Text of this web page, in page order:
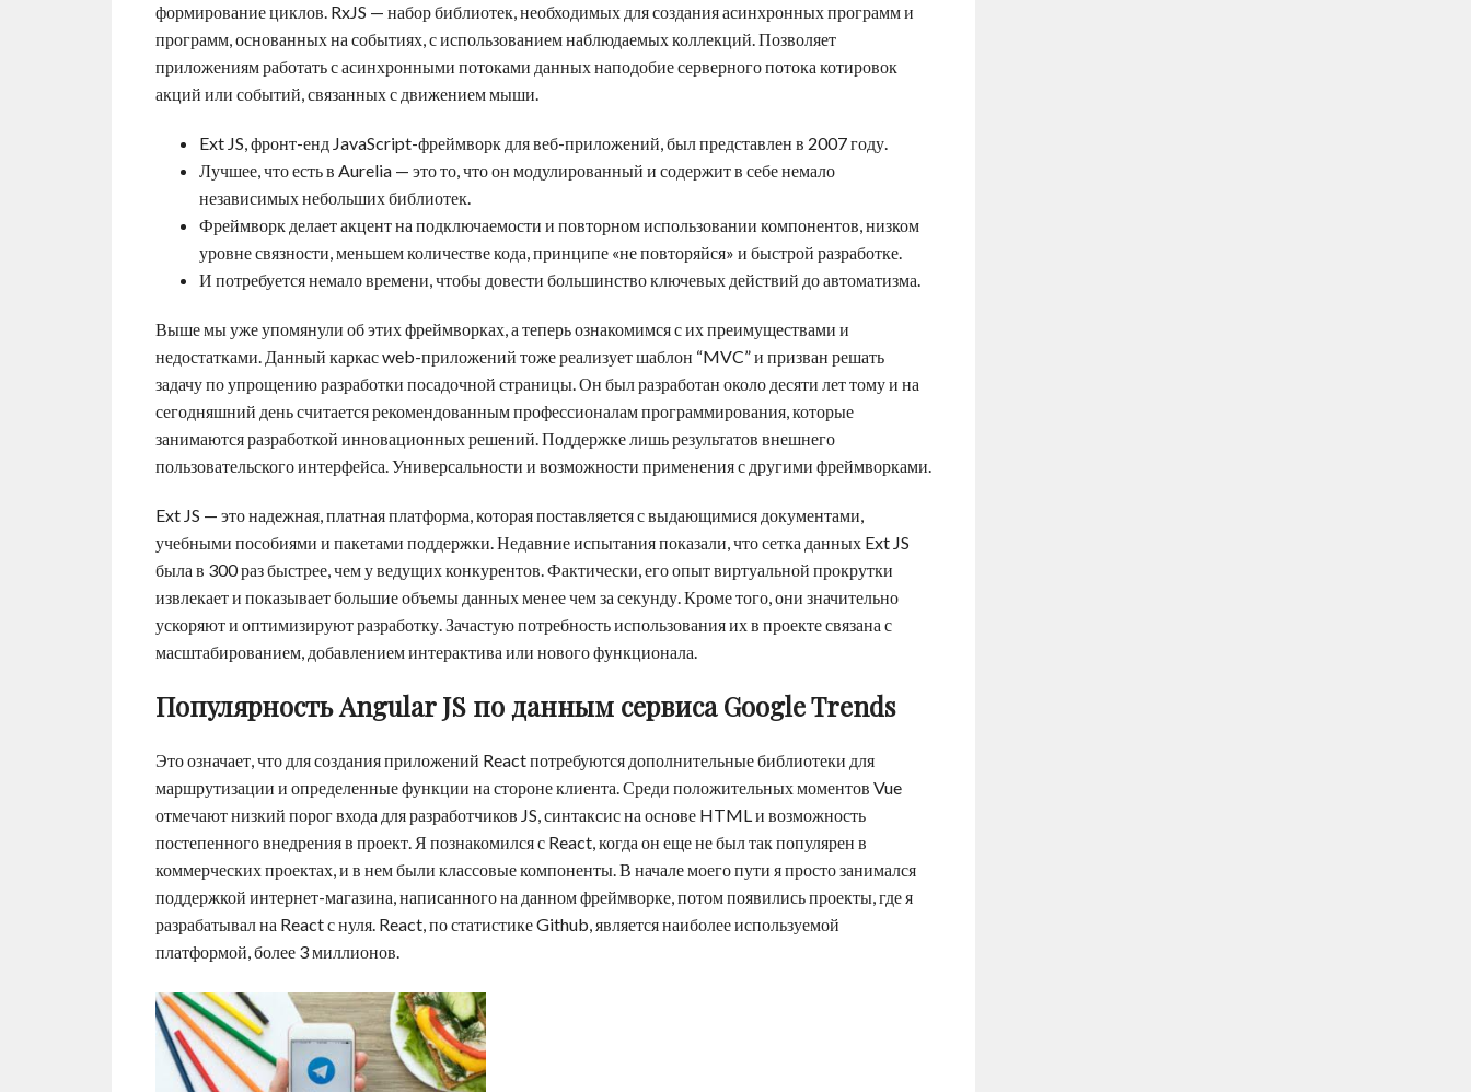
формирование циклов. RxJS — набор библиотек, необходимых для создания асинхронных программ и
программ, основанных на событиях, с использованием наблюдаемых коллекций. Позволяет
приложениям работать с асинхронными потоками данных наподобие серверного потока котировок
акций или событий, связанных с движением мыши.
Ext JS, фронт-енд JavaScript-фреймворк для веб-приложений, был представлен в 2007 году.
Лучшее, что есть в Aurelia — это то, что он модулированный и содержит в себе немало
независимых небольших библиотек.
Фреймворк делает акцент на подключаемости и повторном использовании компонентов, низком
уровне связности, меньшем количестве кода, принципе «не повторяйся» и быстрой разработке.
И потребуется немало времени, чтобы довести большинство ключевых действий до автоматизма.
Выше мы уже упомянули об этих фреймворках, а теперь ознакомимся с их преимуществами и
недостатками. Данный каркас web-приложений тоже реализует шаблон “MVC” и призван решать
задачу по упрощению разработки посадочной страницы. Он был разработан около десяти лет тому и на
сегодняшний день считается рекомендованным профессионалам программирования, которые
занимаются разработкой инновационных решений. Поддержке лишь результатов внешнего
пользовательского интерфейса. Универсальности и возможности применения с другими фреймворками.
Ext JS — это надежная, платная платформа, которая поставляется с выдающимися документами,
учебными пособиями и пакетами поддержки. Недавние испытания показали, что сетка данных Ext JS
была в 300 раз быстрее, чем у ведущих конкурентов. Фактически, его опыт виртуальной прокрутки
извлекает и показывает большие объемы данных менее чем за секунду. Кроме того, они значительно
ускоряют и оптимизируют разработку. Зачастую потребность использования их в проекте связана с
масштабированием, добавлением интерактива или нового функционала.
Популярность Angular JS по данным сервиса Google Trends
Это означает, что для создания приложений React потребуются дополнительные библиотеки для
маршрутизации и определенные функции на стороне клиента. Среди положительных моментов Vue
отмечают низкий порог входа для разработчиков JS, синтаксис на основе HTML и возможность
постепенного внедрения в проект. Я познакомился с React, когда он еще не был так популярен в
коммерческих проектах, и в нем были классовые компоненты. В начале моего пути я просто занимался
поддержкой интернет-магазина, написанного на данном фреймворке, потом появились проекты, где я
разрабатывал на React с нуля. React, по статистике Github, является наиболее используемой
платформой, более 3 миллионов.